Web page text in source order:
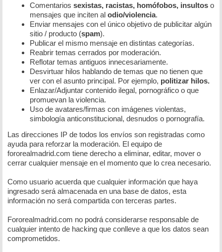
Comentarios sexistas, racistas, homófobos, insultos o
mensajes que inciten al odio/violencia.
Enviar mensajes con el único objetivo de publicitar algún
sitio / producto (spam).
Publicar el mismo mensaje en distintas categorías.
Reabrir temas cerrados por moderación.
Reflotar temas antiguos innecesariamente.
Desvirtuar hilos hablando de temas que no tienen que
ver con el asunto principal. Por ejemplo, politizar hilos.
Enlazar/Adjuntar contenido ilegal, pornográfico o que
promuevan la violencia.
Uso de avatares/firmas con imágenes violentas,
simbología anticonstitucional, desnudos o pornografía.
Las direcciones IP de todos los envíos son registradas como
ayuda para reforzar la moderación. El equipo de
fororealmadrid.com tiene derecho a eliminar, editar, mover o
cerrar cualquier mensaje en el momento que lo crea necesario.
Como usuario acuerda que cualquier información que haya
ingresado será almacenada en una base de datos, esta
información no será compartida con terceras partes.
Fororealmadrid.com no podrá considerarse responsable de
cualquier intento de hacking que conlleve a que los datos sean
comprometidos.